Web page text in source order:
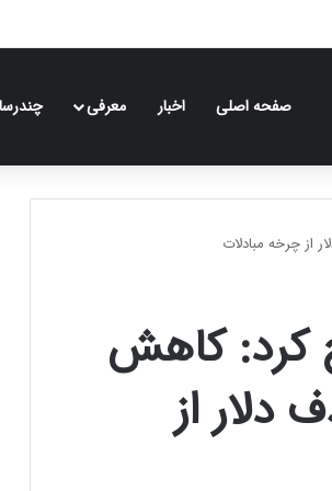
صفحه اصلی اخبار معرفی
از چرخه مبادلات
کرد: کاهش
دلار از